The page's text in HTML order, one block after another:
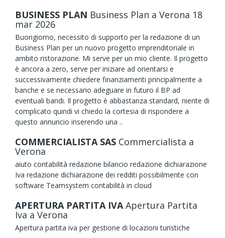
BUSINESS PLAN Business Plan a Verona 18
mar 2026
Buongiorno, necessito di supporto per la redazione di un
Business Plan per un nuovo progetto imprenditoriale in
ambito ristorazione. Mi serve per un mio cliente. Il progetto
è ancora a zero, serve per iniziare ad orientarsi e
successivamente chiedere finanziamenti principalmente a
banche e se necessario adeguare in futuro il BP ad
eventuali bandi. Il progetto è abbastanza standard, niente di
complicato quindi vi chiedo la cortesia di rispondere a
questo annuncio inserendo una ..
COMMERCIALISTA SAS Commercialista a
Verona
aiuto contabilità redazione bilancio redazione dichiarazione
Iva redazione dichiarazione dei redditi possibilmente con
software Teamsystem contabilità in cloud
APERTURA PARTITA IVAApertura Partita
Iva a Verona
Apertura partita iva per gestione di locazioni turistiche